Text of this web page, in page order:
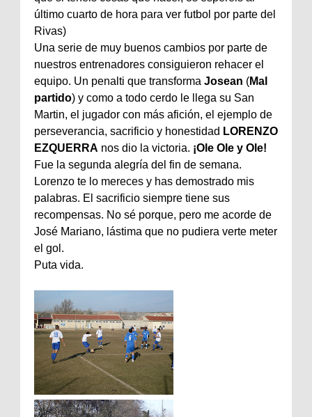
último cuarto de hora para ver futbol por parte del
Rivas)
Una serie de muy buenos cambios por parte de
nuestros entrenadores consiguieron rehacer el
equipo. Un penalti que transforma Josean (Mal
partido) y como a todo cerdo le llega su San
Martin, el jugador con más afición, el ejemplo de
perseverancia, sacrificio y honestidad LORENZO
EZQUERRA nos dio la victoria. ¡Ole Ole y Ole!
Fue la segunda alegría del fin de semana.
Lorenzo te lo mereces y has demostrado mis
palabras. El sacrificio siempre tiene sus
recompensas. No sé porque, pero me acorde de
José Mariano, lástima que no pudiera verte meter
el gol.
Puta vida.